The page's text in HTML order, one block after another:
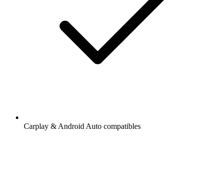
Carplay & Android Auto compatibles